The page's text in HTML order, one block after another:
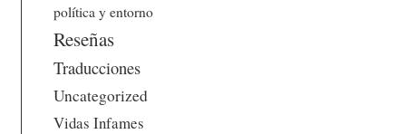
política y entorno
Reseñas
Traducciones
Uncategorized
Vidas Infames